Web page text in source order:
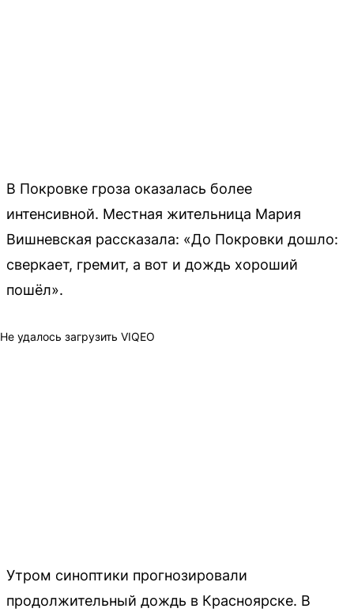
В Покровке гроза оказалась более
интенсивной. Местная жительница Мария
Вишневская рассказала: «До Покровки дошло:
сверкает, гремит, а вот и дождь хороший
пошёл».
Не удалось загрузить VIQEO
Утром синоптики прогнозировали
продолжительный дождь в Красноярске. В